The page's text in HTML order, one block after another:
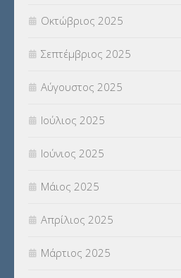
ΥΠΟΤΡΟΦΙΕΣ(28)
ΦΥΣΙΚΗ ΑΓΩΓΗ(692)
Χωρίς κατηγορία
Οκτώβριος 2025
Σεπτέμβριος 2025
Αύγουστος 2025
Ιούλιος 2025
Ιούνιος 2025
Μάιος 2025
Απρίλιος 2025
Μάρτιος 2025